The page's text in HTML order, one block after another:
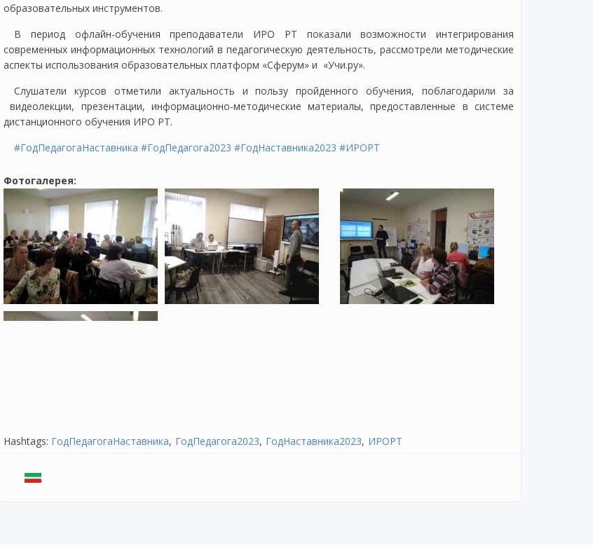
образовательных инструментов.
В период офлайн-обучения преподаватели ИРО РТ показали возможности интегрирования
современных информационных технологий в педагогическую деятельность, рассмотрели методические
аспекты использования образовательных платформ «Сферум» и «Учи.ру».
Слушатели курсов отметили актуальность и пользу пройденного обучения, поблагодарили за
видеолекции, презентации, информационно-методические материалы, предоставленные в системе
дистанционного обучения ИРО РТ.
#ГодПедагогаНаставника #ГодПедагога2023 #ГодНаставника2023 #ИРОРТ
Фотогалерея:
Hashtags: ГодПедагогаНаставника ГодПедагога2023 ГодНаставника2023 ИРОРТ